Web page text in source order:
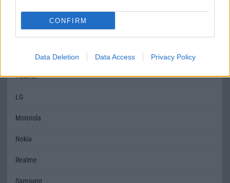
CONFIRM
Data Deletion Data Access Privacy Policy
MOBILTELEFON MÁRKÁK
Huawei
LG
Motorola
Nokia
Realme
Samsung